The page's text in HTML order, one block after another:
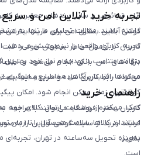
اپل، شیائومی و سایر برندهای معتبر به
داشته باشند. مقالات تحلیلی ما تنها
تجربه کاربری واقعی را نیز پوشش می‌دهد.
بتوانند متناسب با بودجه و نیاز خود بهترین
محتواها، افزایش آگاهی مخاطبان و جلوگیری
تجربه خرید آنلاین امن و سریع
گوشی آنلاین بستری امن برای خرید اینترنتی
کاربران با آرامش خاطر سفارش خود را
درگاه‌های امن بانکی انجام می‌شود و
می‌گردد. رابط کاربری ساده و سریع سایت
کوتاه‌ترین زمان ممکن انجام شود. امکان
کمک می‌کند از وضعیت ارسال کالای خود
استاندارد کالاها، سلامت محصول را تا
به‌ویژه تحویل سه‌ساعته در تهران، تجربه‌ای
است.
راهنمای خرید
کاربران محترم فروشگاه می‌توانند با
فرایند خرید از سایت گوشی آنلاین را
نمایند.